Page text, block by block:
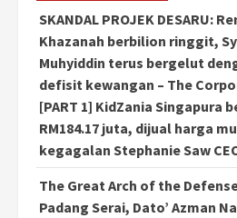
SKANDAL PROJEK DESARU:
Khazanah berbilion ringgit,
Muhyiddin terus bergelut
defisit kewangan – The
[PART 1] KidZania Singapura
RM184.17 juta, dijual harga
kegagalan Stephanie Saw
The Great Arch of the
Padang Serai, Dato’ Azman